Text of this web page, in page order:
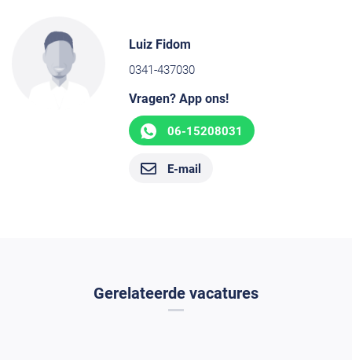
Luiz Fidom
0341-437030
Vragen? App ons!
06-15208031
E-mail
Gerelateerde vacatures